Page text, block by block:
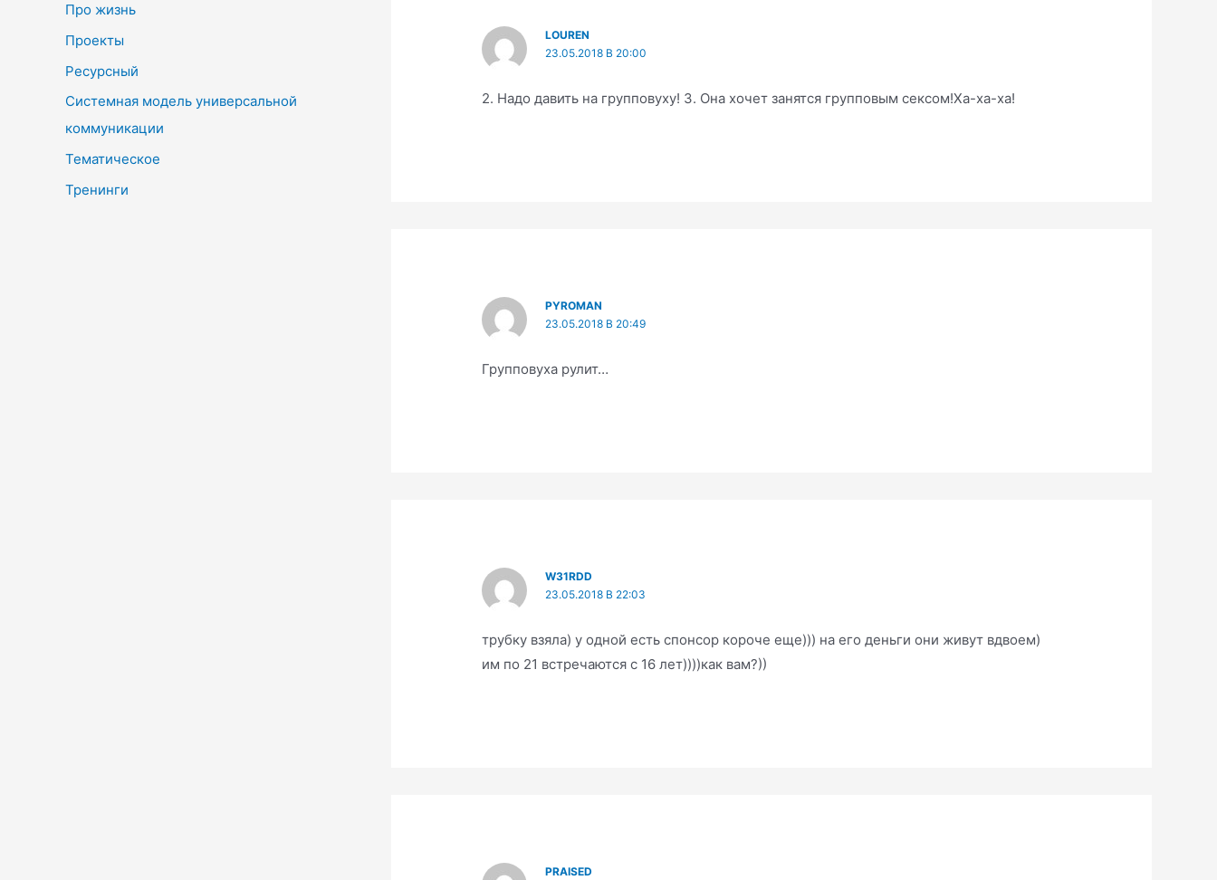
Про жизнь
Проекты
Ресурсный
Системная модель универсальной
коммуникации
Тематическое
Тренинги
LOUREN
23.05.2018 В 20:00
2. Надо давить на групповуху! 3. Она хочет занятся групповым сексом!Ха-ха-ха!
PYROMAN
23.05.2018 В 20:49
Групповуха рулит…
W31RDD
23.05.2018 В 22:03
трубку взяла) у одной есть спонсор короче еще))) на его деньги они живут вдвоем)
им по 21 встречаются с 16 лет))))как вам?))
PRAISED